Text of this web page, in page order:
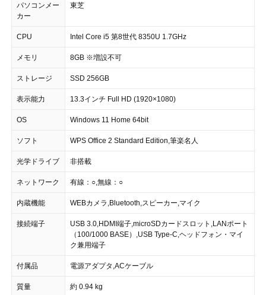
パソコンメー
カー
東芝
CPU Intel Core i5 第8世代 8350U 1.7GHz
メモリ 8GB ※増設不可
ストレージ SSD 256GB
表示能力 13.3インチ Full HD (1920×1080)
OS Windows 11 Home 64bit
ソフト WPS Office 2 Standard Edition,筆楽名人
光学ドライブ 非搭載
ネットワーク 有線：○,無線：○
内蔵機能 WEBカメラ,Bluetooth,スピーカー,マイク
接続端子
USB 3.0,HDMI端子,microSDカードスロット,LANポート
（100/1000 BASE）,USB Type-C,ヘッドフォン・マイ
ク兼用端子
付属品 電源アダプタ,ACケーブル
質量 約 0.94 kg